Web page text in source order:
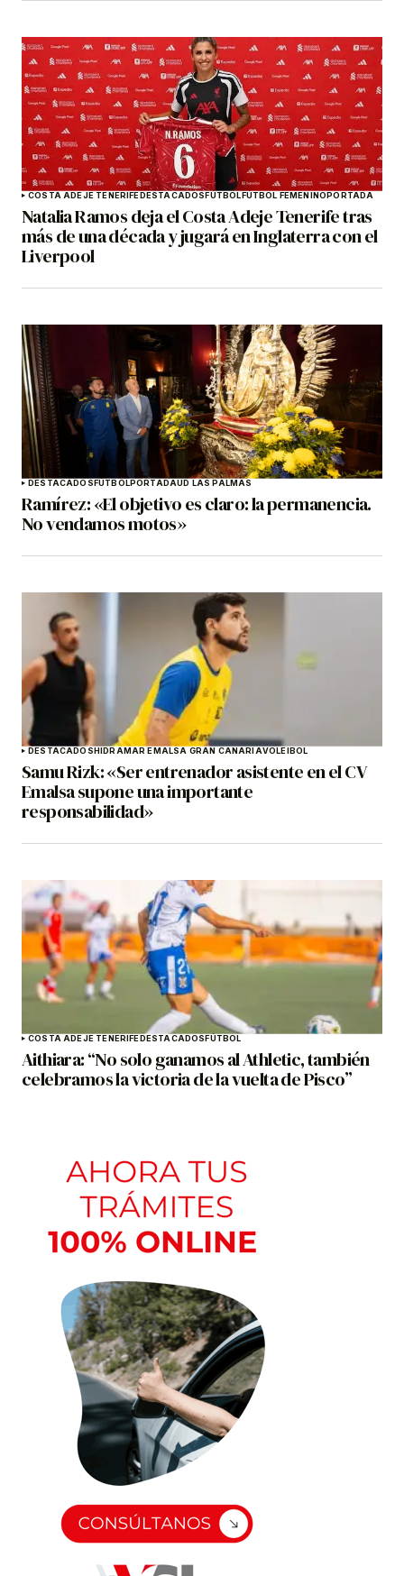
COSTA ADEJE TENERIFEDESTACADOSFÚTBOLFÚTBOL FEMENINOPORTADA
Natalia Ramos deja el Costa Adeje Tenerife tras
más de una década y jugará en Inglaterra con el
Liverpool
DESTACADOSFÚTBOLPORTADAUD LAS PALMAS
Ramírez: «El objetivo es claro: la permanencia.
No vendamos motos»
DESTACADOSHIDRAMAR EMALSA GRAN CANARIAVOLEIBOL
Samu Rizk: «Ser entrenador asistente en el CV
Emalsa supone una importante
responsabilidad»
COSTA ADEJE TENERIFEDESTACADOSFÚTBOL
Aithiara: “No solo ganamos al Athletic, también
celebramos la victoria de la vuelta de Pisco”